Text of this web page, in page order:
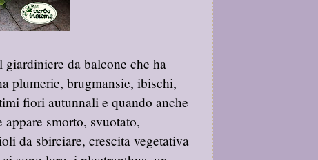
da balcone che ha
plumerie, brugmansie, ibischi,
fiori autunnali e quando anche
smorto, svuotato,
da sbirciare, crescita vegetativa